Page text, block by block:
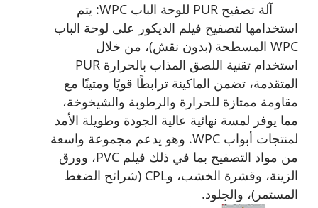
آلة تصفيح PUR للوحة الباب WPC: يتم
استخدامها لتصفيح فيلم الديكور على لوحة الباب
WPC المسطحة (بدون نقش
)، من خلال
استخدام تقنية اللصق المذاب بالحرارة PUR
المتقدمة، تضمن الماكينة ترابطًا قويًا ومتينًا مع
مقاومة ممتازة للحرارة والرطوبة والشيخوخة،
مما يوفر لمسة نهائية عالية الجودة وطويلة الأمد
لمنتجات أبواب WPC. وهو يدعم مجموعة واسعة
من مواد التصفيح بما في ذلك فيلم PVC، وورق
الزينة، وقشرة الخشب، وCPL (شرائح الضغط
المستمر)، والجلود.